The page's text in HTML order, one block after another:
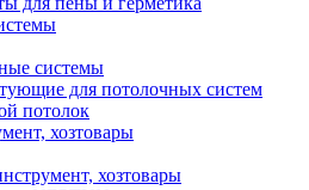
системы
для потолочных систем
потолок
хозтовары
хозтовары